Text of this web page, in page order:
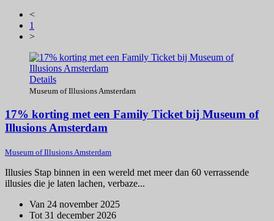
<
1
>
Details
Museum of Illusions Amsterdam
17% korting met een Family Ticket bij Museum of
Illusions Amsterdam
Museum of Illusions Amsterdam
Illusies Stap binnen in een wereld met meer dan 60 verrassende
illusies die je laten lachen, verbaze...
Van 24 november 2025
Tot 31 december 2026